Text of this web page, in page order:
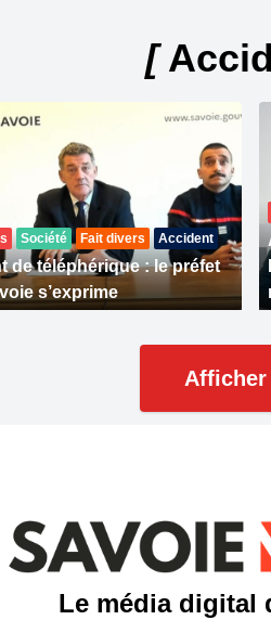
[
Société Fait divers Accident
de téléphérique : le préfet
s’exprime
Le média digital